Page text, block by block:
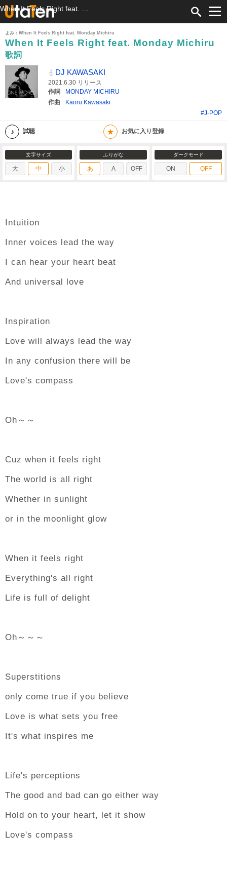
よみ：When It Feels Right feat. Monday Michiru
When It Feels Right feat. Monday Michiru
歌詞
DJ KAWASAKI
2021.6.30 リリース
作詞
MONDAY MICHIRU
作曲
Kaoru Kawasaki
#J-POP
試聴 ★ お気に入り登録
文字サイズ
大 中 小
ふりがな
あ A OFF
ダークモード
ON OFF
Intuition
Inner voices lead the way
I can hear your heart beat
And universal love
Inspiration
Love will always lead the way
In any confusion there will be
Love's compass
Oh～～
Cuz when it feels right
The world is all right
Whether in sunlight
or in the moonlight glow
When it feels right
Everything's all right
Life is full of delight
Oh～～～
Superstitions
only come true if you believe
Love is what sets you free
It's what inspires me
Life's perceptions
The good and bad can go either way
Hold on to your heart, let it show
Love's compass